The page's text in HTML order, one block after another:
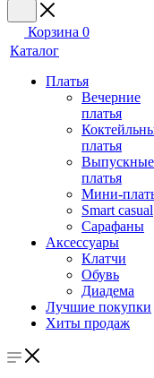
Корзина 0
Каталог
Платья
Вечерние
платья
платья
Выпускные
платья
Мини-
Smart casual
Сарафаны
Аксессуары
Клатчи
Обувь
Диадема
Лучшие покупки
Хиты продаж